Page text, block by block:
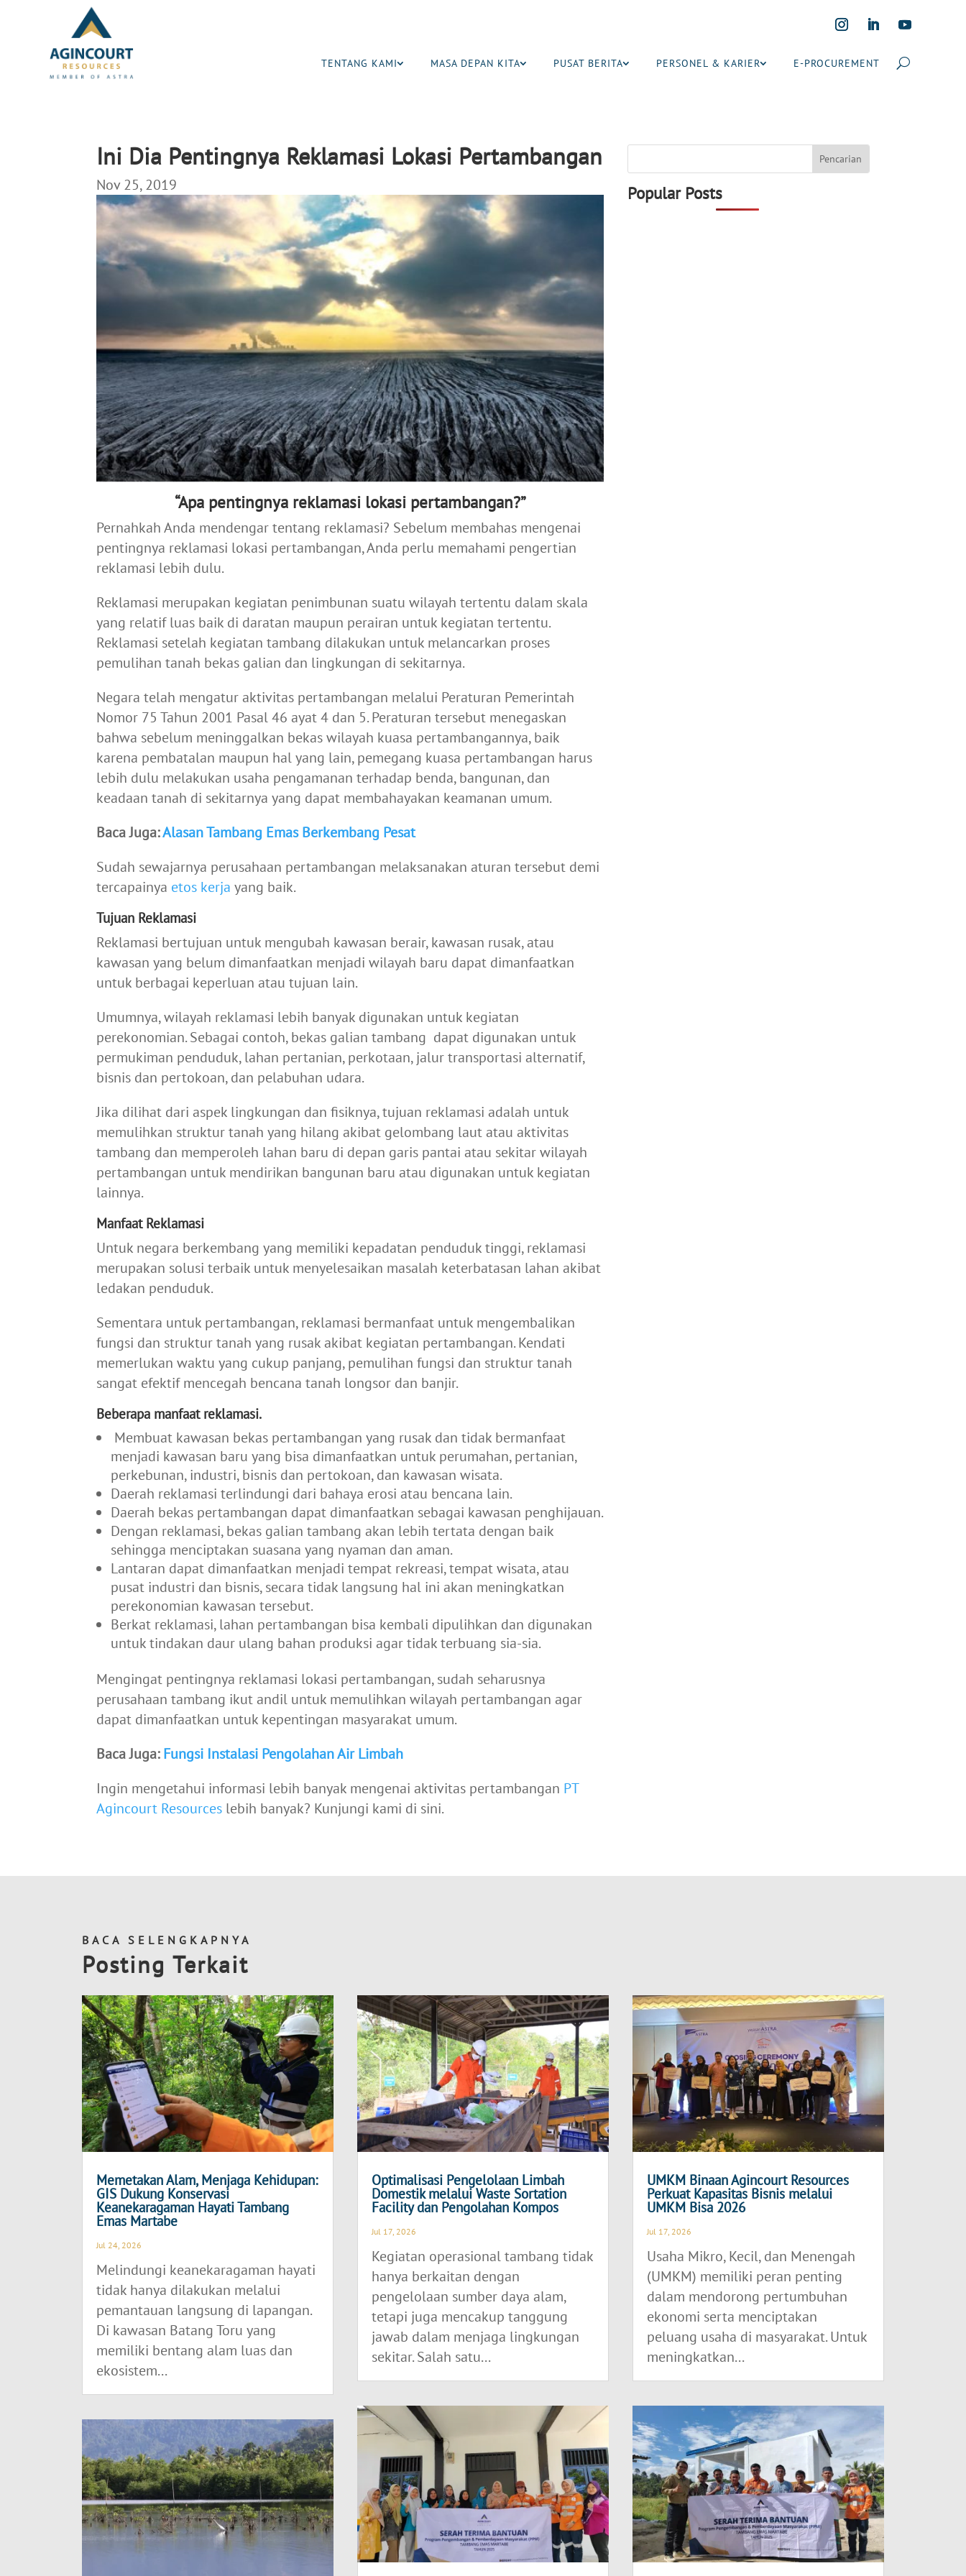
TENTANG KAMI MASA DEPAN KITA PUSAT BERITA PERSONEL & KARIER E-PROCUREMENT
Ini Dia Pentingnya Reklamasi Lokasi Pertambangan
Nov 25, 2019
“Apa pentingnya reklamasi lokasi pertambangan?”
Pernahkah Anda mendengar tentang reklamasi? Sebelum membahas mengenai
pentingnya reklamasi lokasi pertambangan, Anda perlu memahami pengertian
reklamasi lebih dulu.
Reklamasi merupakan kegiatan penimbunan suatu wilayah tertentu dalam skala
yang relatif luas baik di daratan maupun perairan untuk kegiatan tertentu.
Reklamasi setelah kegiatan tambang dilakukan untuk melancarkan proses
pemulihan tanah bekas galian dan lingkungan di sekitarnya.
Negara telah mengatur aktivitas pertambangan melalui Peraturan Pemerintah
Nomor 75 Tahun 2001 Pasal 46 ayat 4 dan 5. Peraturan tersebut menegaskan
bahwa sebelum meninggalkan bekas wilayah kuasa pertambangannya, baik
karena pembatalan maupun hal yang lain, pemegang kuasa pertambangan harus
lebih dulu melakukan usaha pengamanan terhadap benda, bangunan, dan
keadaan tanah di sekitarnya yang dapat membahayakan keamanan umum.
Baca Juga:Alasan Tambang Emas Berkembang Pesat
Sudah sewajarnya perusahaan pertambangan melaksanakan aturan tersebut demi
tercapainya etos kerja yang baik.
Tujuan Reklamasi
Reklamasi bertujuan untuk mengubah kawasan berair, kawasan rusak, atau
kawasan yang belum dimanfaatkan menjadi wilayah baru dapat dimanfaatkan
untuk berbagai keperluan atau tujuan lain.
Umumnya, wilayah reklamasi lebih banyak digunakan untuk kegiatan
perekonomian. Sebagai contoh, bekas galian tambang dapat digunakan untuk
permukiman penduduk, lahan pertanian, perkotaan, jalur transportasi alternatif,
bisnis dan pertokoan, dan pelabuhan udara.
Jika dilihat dari aspek lingkungan dan fisiknya, tujuan reklamasi adalah untuk
memulihkan struktur tanah yang hilang akibat gelombang laut atau aktivitas
tambang dan memperoleh lahan baru di depan garis pantai atau sekitar wilayah
pertambangan untuk mendirikan bangunan baru atau digunakan untuk kegiatan
lainnya.
Manfaat Reklamasi
Untuk negara berkembang yang memiliki kepadatan penduduk tinggi, reklamasi
merupakan solusi terbaik untuk menyelesaikan masalah keterbatasan lahan akibat
ledakan penduduk.
Sementara untuk pertambangan, reklamasi bermanfaat untuk mengembalikan
fungsi dan struktur tanah yang rusak akibat kegiatan pertambangan. Kendati
memerlukan waktu yang cukup panjang, pemulihan fungsi dan struktur tanah
sangat efektif mencegah bencana tanah longsor dan banjir.
Beberapa manfaat reklamasi.
Membuat kawasan bekas pertambangan yang rusak dan tidak bermanfaat
menjadi kawasan baru yang bisa dimanfaatkan untuk perumahan, pertanian,
perkebunan, industri, bisnis dan pertokoan, dan kawasan wisata.
Daerah reklamasi terlindungi dari bahaya erosi atau bencana lain.
Daerah bekas pertambangan dapat dimanfaatkan sebagai kawasan penghijauan.
Dengan reklamasi, bekas galian tambang akan lebih tertata dengan baik
sehingga menciptakan suasana yang nyaman dan aman.
Lantaran dapat dimanfaatkan menjadi tempat rekreasi, tempat wisata, atau
pusat industri dan bisnis, secara tidak langsung hal ini akan meningkatkan
perekonomian kawasan tersebut.
Berkat reklamasi, lahan pertambangan bisa kembali dipulihkan dan digunakan
untuk tindakan daur ulang bahan produksi agar tidak terbuang sia-sia.
Mengingat pentingnya reklamasi lokasi pertambangan, sudah seharusnya
perusahaan tambang ikut andil untuk memulihkan wilayah pertambangan agar
dapat dimanfaatkan untuk kepentingan masyarakat umum.
Baca Juga:Fungsi Instalasi Pengolahan Air Limbah
Ingin mengetahui informasi lebih banyak mengenai aktivitas pertambangan PT
Agincourt Resources lebih banyak? Kunjungi kami di sini.
Popular Posts
BACA SELENGKAPNYA
Posting Terkait
Memetakan Alam, Menjaga Kehidupan:
GIS Dukung Konservasi
Keanekaragaman Hayati Tambang
Emas Martabe
Jul 24, 2026
Melindungi keanekaragaman hayati
tidak hanya dilakukan melalui
pemantauan langsung di lapangan.
Di kawasan Batang Toru yang
memiliki bentang alam luas dan
ekosistem...
Optimalisasi Pengelolaan Limbah
Domestik melalui Waste Sortation
Facility dan Pengolahan Kompos
Jul 17, 2026
Kegiatan operasional tambang tidak
hanya berkaitan dengan
pengelolaan sumber daya alam,
tetapi juga mencakup tanggung
jawab dalam menjaga lingkungan
sekitar. Salah satu...
UMKM Binaan Agincourt Resources
Perkuat Kapasitas Bisnis melalui
UMKM Bisa 2026
Jul 17, 2026
Usaha Mikro, Kecil, dan Menengah
(UMKM) memiliki peran penting
dalam mendorong pertumbuhan
ekonomi serta menciptakan
peluang usaha di masyarakat. Untuk
meningkatkan...